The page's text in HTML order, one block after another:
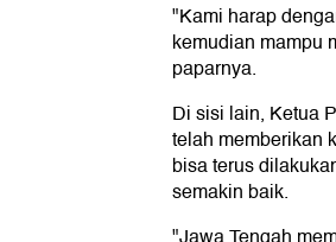
"Kami harap
kemudian mampu
paparnya.
Di sisi lain, Ketua
telah memberikan
bisa terus
semakin baik.